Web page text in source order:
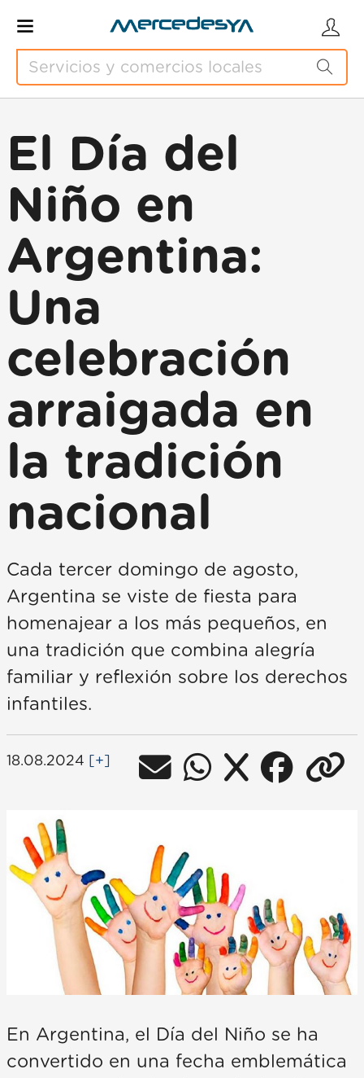
El Día del
Niño en
Argentina:
Una
celebración
arraigada en
la tradición
nacional
Cada tercer domingo de agosto,
Argentina se viste de fiesta para
homenajear a los más pequeños, en
una tradición que combina alegría
familiar y reflexión sobre los derechos
infantiles.
18.08.2024 [+]
En Argentina, el Día del Niño se ha
convertido en una fecha emblemática